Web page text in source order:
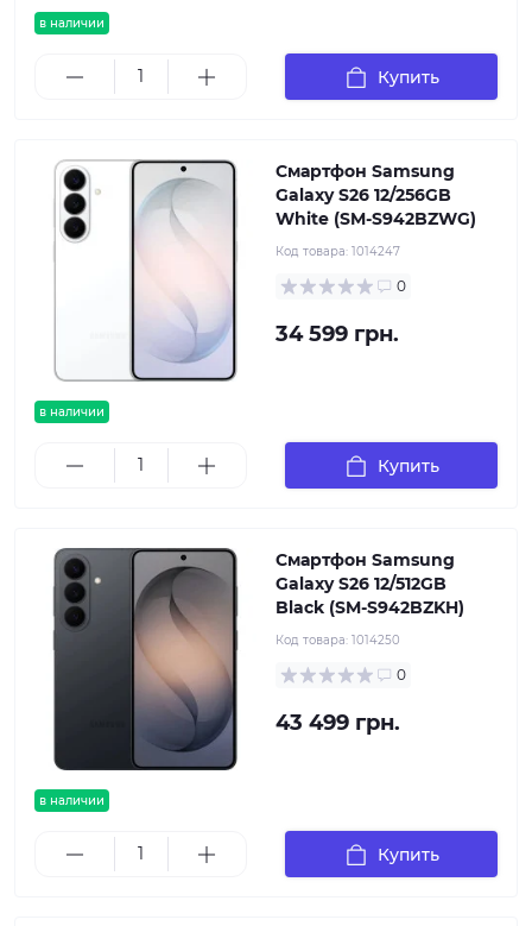
в наличии
Купить
в наличии
Смартфон Samsung
Galaxy S26 12/256GB
White (SM-S942BZWG)
Код товара: 1014247
0
34 599 грн.
Купить
в наличии
Смартфон Samsung
Galaxy S26 12/512GB
Black (SM-S942BZKH)
Код товара: 1014250
0
43 499 грн.
Купить